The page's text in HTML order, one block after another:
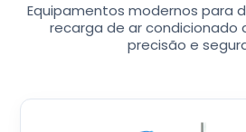
Equipamentos modernos para
recarga de ar condicionado
precisão e